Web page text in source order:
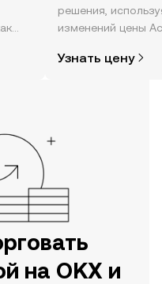
решения,
изменений цены
сообществе,
Узнать цену
на OKX и